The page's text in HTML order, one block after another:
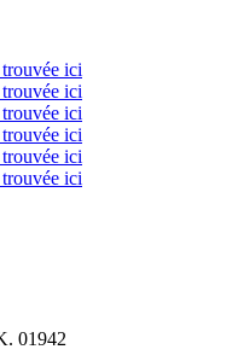
ici
ici
ici
ici
ici
ici
01942